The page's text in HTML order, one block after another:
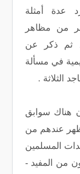
عدة أمثلة
من مظاهر
ثم ذكر عن
في مسألة
الثلاثة .
هناك سوابق
ظهر عندهم من
المسلمين
من المفيد -